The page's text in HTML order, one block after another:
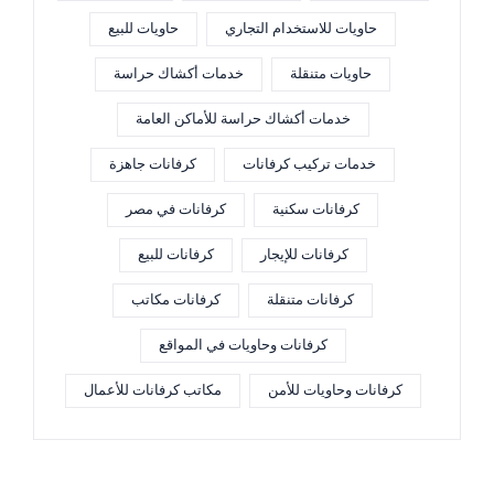
حاويات للاستخدام التجاري حاويات للبيع
حاويات متنقلة خدمات أكشاك حراسة
خدمات أكشاك حراسة للأماكن العامة
خدمات تركيب كرفانات كرفانات جاهزة
كرفانات سكنية كرفانات في مصر
كرفانات للإيجار كرفانات للبيع
كرفانات متنقلة كرفانات مكاتب
كرفانات وحاويات في المواقع
كرفانات وحاويات للأمن مكاتب كرفانات للأعمال